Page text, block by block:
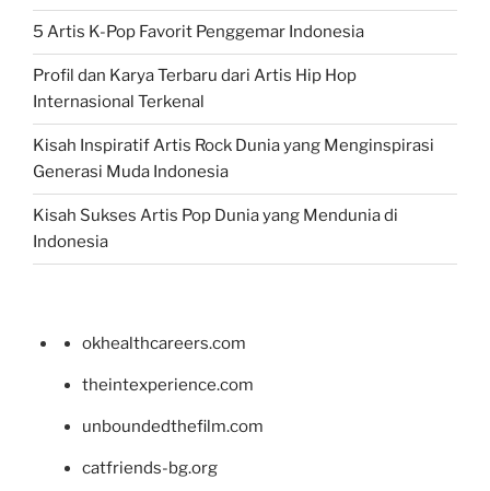
5 Artis K-Pop Favorit Penggemar Indonesia
Profil dan Karya Terbaru dari Artis Hip Hop
Internasional Terkenal
Kisah Inspiratif Artis Rock Dunia yang Menginspirasi
Generasi Muda Indonesia
Kisah Sukses Artis Pop Dunia yang Mendunia di
Indonesia
okhealthcareers.com
theintexperience.com
unboundedthefilm.com
catfriends-bg.org